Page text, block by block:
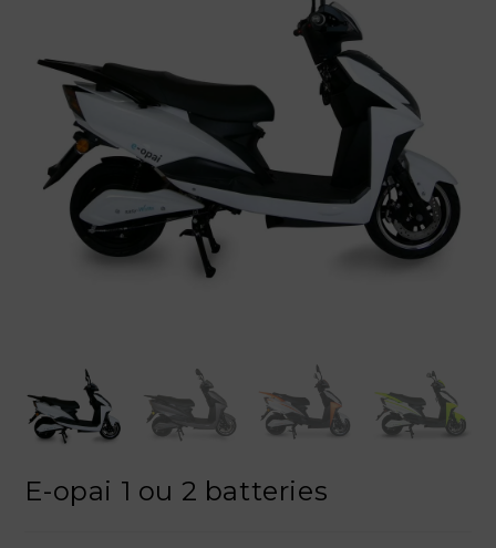
E-opai 1 ou 2 batteries